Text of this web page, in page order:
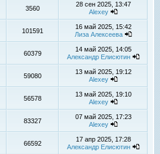
3560
28 сен 2025, 13:47
Alexey
101591
16 май 2025, 15:42
Лиза Алексеева
60379
14 май 2025, 14:05
Александр Елисютин
59080
13 май 2025, 19:12
Alexey
56578
13 май 2025, 19:10
Alexey
83327
07 май 2025, 17:23
Alexey
66592
17 апр 2025, 17:28
Александр Елисютин